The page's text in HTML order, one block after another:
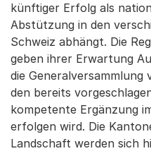
künftiger Erfolg als
Abstützung in den
Schweiz abhängt. Die
geben ihrer Erwartung
die Generalversammlung
den bereits
kompetente Ergänzung
erfolgen wird. Die
Landschaft werden sich